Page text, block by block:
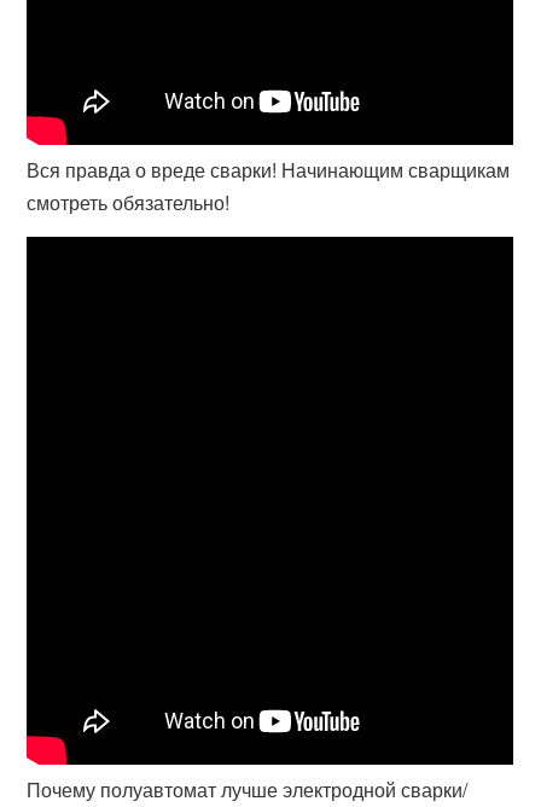
Вся правда о вреде сварки! Начинающим сварщикам
смотреть обязательно!
Почему полуавтомат лучше электродной сварки/